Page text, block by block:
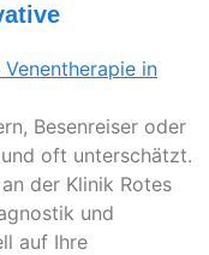
Besenreiser oder
oft unterschätzt.
der Klinik Rotes
und
auf Ihre